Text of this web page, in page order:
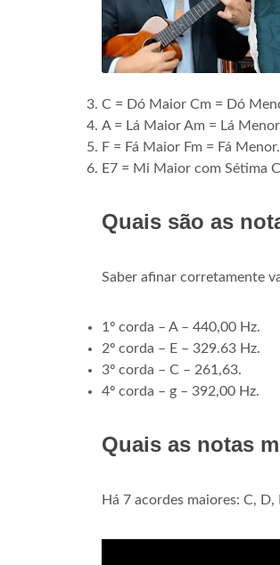
C = Dó Maior Cm = Dó
A = Lá Maior Am = Lá
F = Fá Maior Fm = Fá Menor.
E7 = Mi Maior com Sétima
Quais são as
Saber afinar corretamente
1º corda – A – 440,00 Hz.
2º corda – E – 329.63 Hz.
3º corda – C – 261,63.
4º corda – g – 392,00 Hz.
Quais as notas
Há 7 acordes maiores: C,